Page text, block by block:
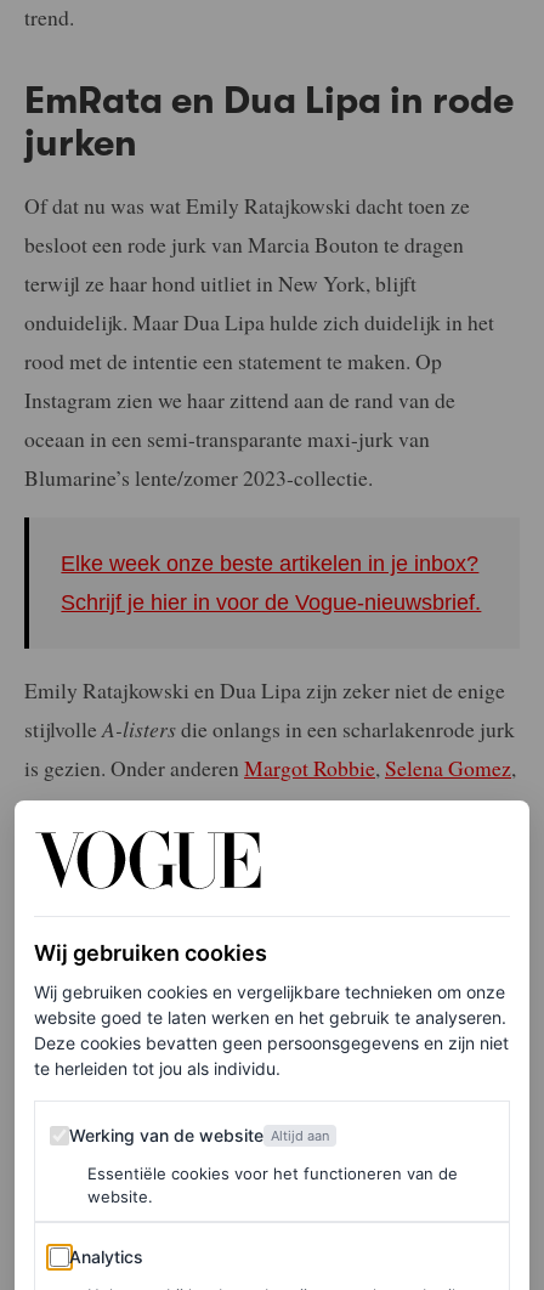
trend.
EmRata en Dua Lipa in rode
jurken
Of dat nu was wat Emily Ratajkowski dacht toen ze
besloot een rode jurk van Marcia Bouton te dragen
terwijl ze haar hond uitliet in New York, blijft
onduidelijk. Maar Dua Lipa hulde zich duidelijk in het
rood met de intentie een statement te maken. Op
Instagram zien we haar zittend aan de rand van de
oceaan in een semi-transparante maxi-jurk van
Blumarine’s lente/zomer 2023-collectie.
Elke week onze beste artikelen in je inbox?
Schrijf je hier in voor de Vogue-nieuwsbrief.
Emily Ratajkowski en Dua Lipa zijn zeker niet de enige
stijlvolle A-listersdie onlangs in een scharlakenrode jurk
is gezien. Onder anderen Margot Robbie, Selena Gomez,
Kate Moss,Florence Pugh,Jennifer Lopezen zelfs de
prinses van Wales
verschenen recentelijk in de
vlammende trend. En wij vermoeden dat er nog velen
zullen volgen.
Rode jurk trend van de
herfst
Na opgedoken te zijn in de herfst/winter 2023-collecties
van onder meer Ferragamo, Fendi, Gucci, Bottega
Veneta, Prada en The Row, heeft de scharlakenrode jurk
de catwalks zodanig veroverd dat we het hebben
uitgeroepen tot een van de dominante trends van
Wij gebruiken cookies
Wij gebruiken cookies en vergelijkbare technieken om onze
website goed te laten werken en het gebruik te analyseren.
Deze cookies bevatten geen persoonsgegevens en zijn niet
te herleiden tot jou als individu.
Werking van de website
Werking van de website Altijd aan
Essentiële cookies voor het functioneren van de
website.
Analytics
Analytics